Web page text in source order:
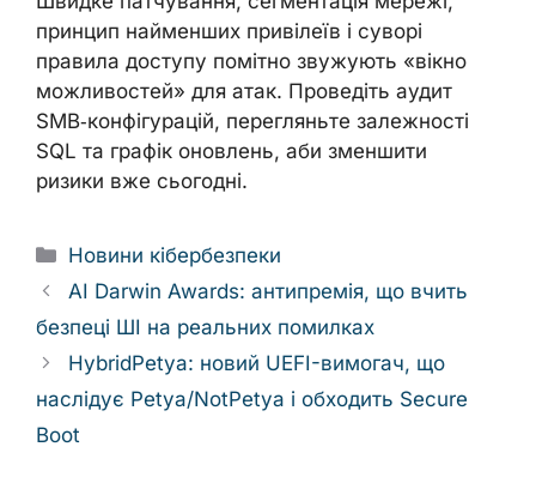
принцип найменших привілеїв і суворі
правила доступу помітно звужують «вікно
можливостей» для атак. Проведіть аудит
SMB‑конфігурацій, перегляньте залежності
SQL та графік оновлень, аби зменшити
ризики вже сьогодні.
Categories
Новини кібербезпеки
AI Darwin Awards: антипремія, що вчить
безпеці ШІ на реальних помилках
HybridPetya: новий UEFI-вимогач, що
наслідує Petya/NotPetya і обходить Secure
Boot